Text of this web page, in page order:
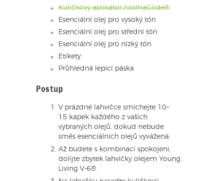
Kuličkový aplikátor AromaGlide®
Esenciální olej pro vysoký tón
Esenciální olej pro střední tón
Esenciální olej pro nízký tón
Etikety
Průhledná lepicí páska
Postup
V prázdné lahvičce smíchejte 10–
15 kapek každého z vašich
vybraných olejů, dokud nebude
směs esenciálních olejů vyvážená.
Až budete s kombinací spokojeni,
dolijte zbytek lahvičky olejem Young
Living V-6®.